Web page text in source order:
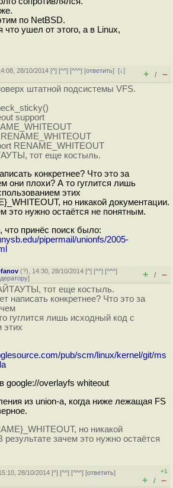
по NetBSD.
что ушел от этого, а в Linux,
28/10/2014 [^] [^^] [^^^] [ответить][↓]
+ / –
штатной подсистемы VFS.
support
RENAME_WHITEOUT
тот еще костыль.
конкретнее? Что это за
они плохи? А то гуглится лишь
этих
но никакой документации.
это нужно остаётся не понятным.
принёс поиск было:
pipermail/unionfs/2005-
(?), 14:30, 28/10/2014 [^] [^^] [^^^]
] + / –
тот еще костыль.
написать конкретнее? Что это за
гуглится лишь исходный код с
этих
pub/scm/linux/kernel/git/ms
google://overlayfs whiteout
из union-а, когда ниже лежащая FS
но никакой
результате зачем это нужно остаётся
28/10/2014 [^] [^^] [^^^] [ответить]
+1
+ / –